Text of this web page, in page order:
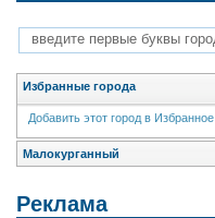
Избранные города
Добавить этот город в Избранное
Малокурганный
Реклама